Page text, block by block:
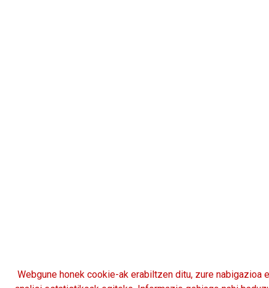
Webgune honek cookie-ak erabiltzen ditu, zure nabigazioa